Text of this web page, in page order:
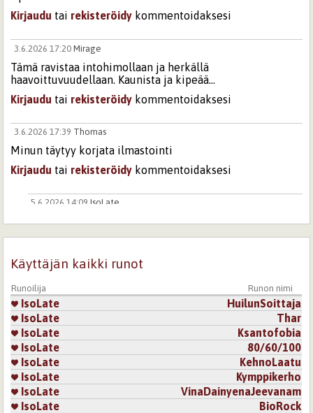
Kirjaudu tai rekisteröidy kommentoidaksesi
3.6.2026 17:20 Mirage
Tämä ravistaa intohimollaan ja herkällä
haavoittuvuudellaan. Kaunista ja kipeää...
Kirjaudu tai rekisteröidy kommentoidaksesi
3.6.2026 17:39 Thomas
Minun täytyy korjata ilmastointi
Kirjaudu tai rekisteröidy kommentoidaksesi
5.6.2026 14:09IsoLate
Ilmalämpöpumppu? :D
Kirjaudutairekisteröidykommentoidaksesi
4.6.2026 12:18
Hieno!
Kirjaudutairekisteröidykommentoidaksesi
Sivut
Käyttäjän kaikki runot
Runoilija Runon nimi
IsoLate
HuilunSoittaja
IsoLate
Thar
IsoLate
Ksantofobia
IsoLate
80/60/100
IsoLate
KehnoLaatu
IsoLate
Kymppikerho
IsoLate
VinaDainyenaJeevanam
IsoLate
BioRock